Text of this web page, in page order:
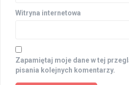
Witryna internetowa
Zapamiętaj moje dane w tej
pisania kolejnych komentarzy.